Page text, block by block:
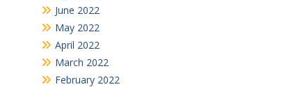
June 2022
May 2022
April 2022
March 2022
February 2022